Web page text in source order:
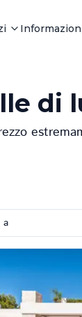
di
a